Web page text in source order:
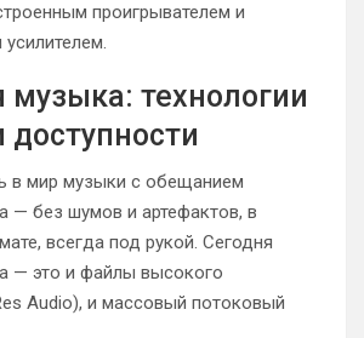
проигрывателем и
музыка: технологии
доступности
в мир музыки с обещанием
— без шумов и артефактов, в
всегда под рукой. Сегодня
— это и файлы высокого
Audio), и массовый потоковый